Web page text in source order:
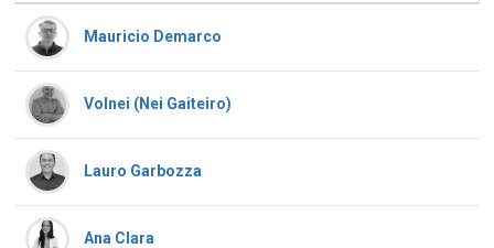
Mauricio Demarco
Volnei (Nei Gaiteiro)
Lauro Garbozza
Ana Clara